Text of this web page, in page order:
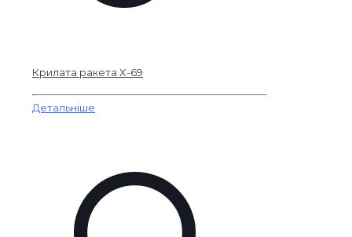
Крилата ракета X-69
Детальніше